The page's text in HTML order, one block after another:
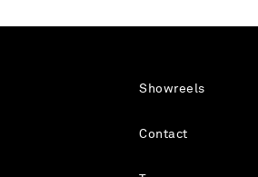
Showreels
Contact